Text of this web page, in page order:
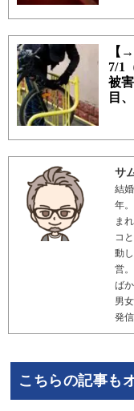
【
7/1
被
目
サ
結
年
ま
コ
動
営
ば
男
発
こちらの記事も